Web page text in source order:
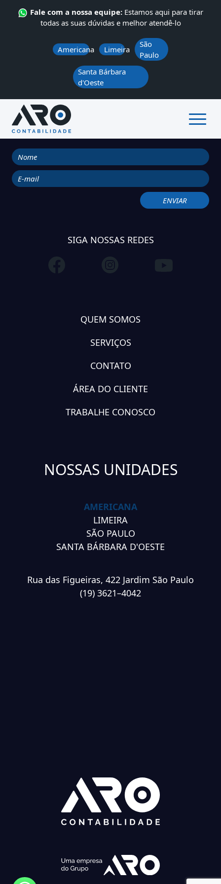
Fale com a nossa equipe: Estamos aqui para tirar
todas as suas dúvidas e melhor atendê-lo
Americana Limeira
São
Paulo
Santa Bárbara
d'Oeste
QUEM SOMOS
SERVIÇOS
CONTATO
NOTÍCIAS
ÁREA DO CLIENTE
SIGA NOSSAS REDES
QUEM SOMOS
SERVIÇOS
CONTATO
ÁREA DO CLIENTE
TRABALHE CONOSCO
NOSSAS UNIDADES
AMERICANA
LIMEIRA
SÃO PAULO
SANTA BÁRBARA D'OESTE
Rua das Figueiras, 422 Jardim São Paulo
(19) 3621–4042